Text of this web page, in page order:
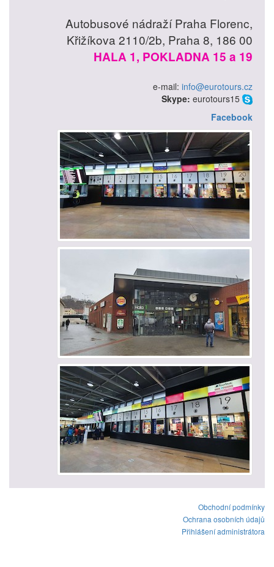
Autobusové nádraží Praha Florenc,
Křižíkova 2110/2b, Praha 8, 186 00
HALA 1, POKLADNA 15 a 19
e-mail: info@eurotours.cz
Skype: eurotours15
Facebook
Obchodní podmínky
Ochrana osobních údajů
Přihlášení administrátora